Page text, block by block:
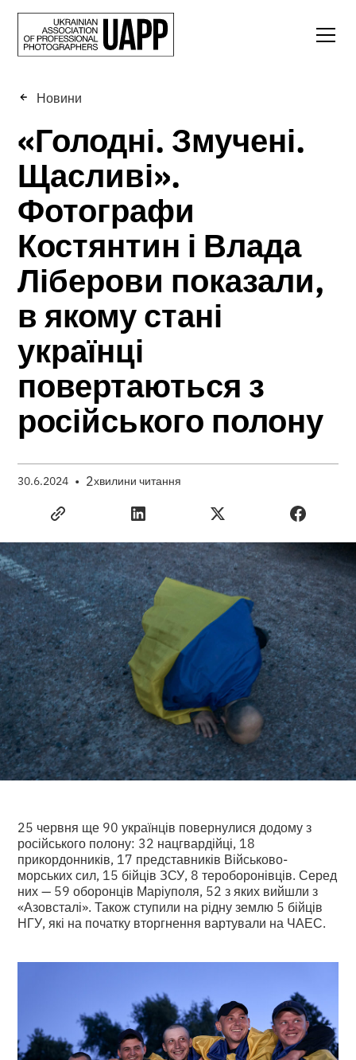
Новини
«Голодні. Змучені.
Щасливі».
Фотографи
Костянтин і Влада
Ліберови показали,
в якому стані
українці
повертаються з
російського полону
30.6.2024 • 2хвилини читання
25 червня ще 90 українців повернулися додому з
російського полону: 32 нацгвардійці, 18
прикордонників, 17 представників Військово-
морських сил, 15 бійців ЗСУ, 8 тероборонівців. Серед
них — 59 оборонців Маріуполя, 52 з яких вийшли з
«Азовсталі». Також ступили на рідну землю 5 бійців
НГУ, які на початку вторгнення вартували на ЧАЕС.